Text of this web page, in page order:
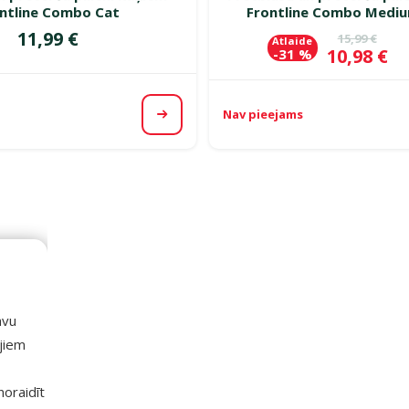
Combo Cat
Cena
11,99 €
Apskatīt
Frontline Combo
Oriģinālā
15,99 €
Cena
10,98 €
Atlaide
-31 %
Nav pieejams